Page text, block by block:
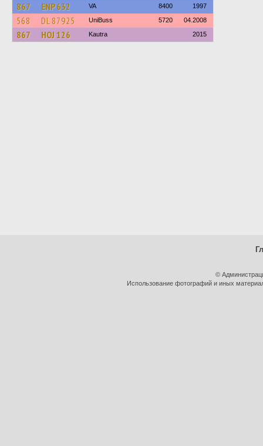
867 ENP 632 VA 8400 1997
568 DL 87925 UniBuss 5720 04.2008
867 HOJ 126 Kautra 2015
©
Использование фотографий и иных